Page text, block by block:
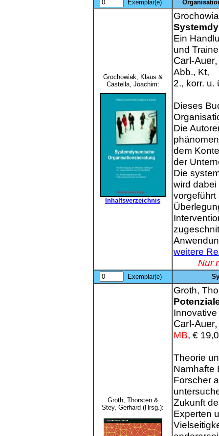
Exemplar(e)
Grochowiak, Klaus &
Castella, Joachim:
Inhaltsverzeichnis
Ein
und
Carl-
Abb., Kt,
2., korr.
Dieses
Die
dem
der
Die
wird
weitere
Nur
Exemplar(e)
Groth, Thorsten &
Stey, Gerhard (Hrsg.):
Groth,
Carl-
MB, €
Theorie
Namhafte
Forscher
Zukunft
Experten